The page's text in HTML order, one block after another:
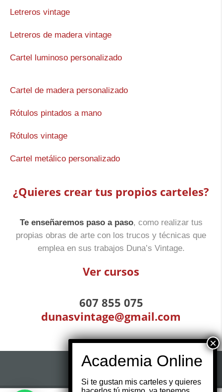
Letreros vintage
Letreros de madera vintage
Cartel luminoso personalizado
Cartel de madera personalizado
Rótulos pintados a mano
Rótulos vintage
Cartel metálico personalizado
¿Quieres crear tus propios carteles?
Te enseñaremos paso a paso, como realizar tus
propias obras de arte con los trucos y técnicas que
emplea en sus trabajos Duna’s Vintage.
Ver cursos
607 855 075
dunasvintage@gmail.com
Si te gustan mis carteles y quieres